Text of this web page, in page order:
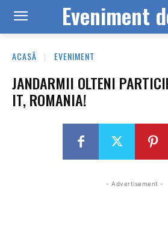
Eveniment
ACASĂ EVENIMENT
JANDARMII OLTENI
IT, ROMANIA!
- Advertisement -